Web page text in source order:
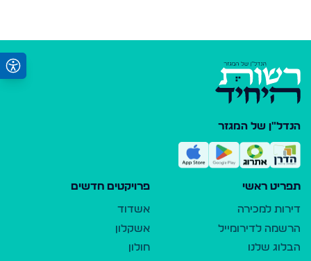
הנדל"ן של המגזר
תפריט ראשי
דירות למכירה
הרשמה לדירומייל
הבלוג שלנו
פרויקטים חדשים
אשדוד
אשקלון
חולון